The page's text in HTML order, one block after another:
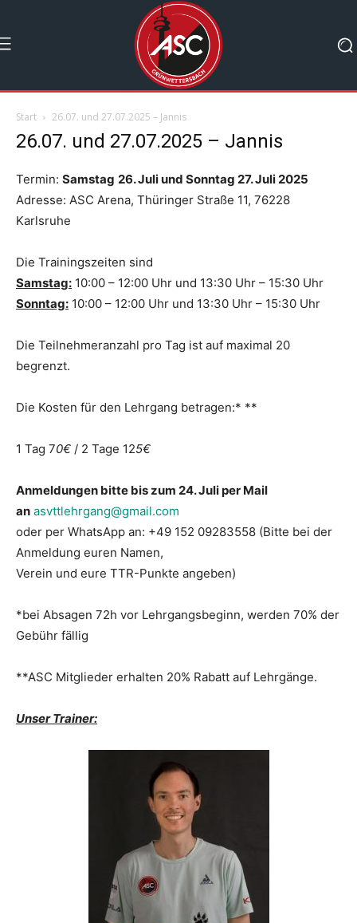
Start 26.07. und 27.07.2025 – Jannis
26.07. und 27.07.2025 – Jannis
Termin: Samstag 26. Juli und Sonntag 27.Juli 2025
Adresse: ASC Arena, Thüringer Straße 11, 76228
Karlsruhe
Die Trainingszeiten sind
Samstag: 10:00 – 12:00 Uhr und 13:30 Uhr – 15:30 Uhr
Sonntag: 10:00 – 12:00 Uhr und 13:30 Uhr – 15:30 Uhr
Die Teilnehmeranzahl pro Tag ist auf maximal 20
begrenzt.
Die Kosten für den Lehrgang betragen:* **
1 Tag 70€ / 2 Tage 125€
Anmeldungen bitte bis zum 24. Juli per Mail
an asvttlehrgang@gmail.com
oder per WhatsApp an: +49 152 09283558 (Bitte bei der
Anmeldung euren Namen,
Verein und eure TTR-Punkte angeben)
*bei Absagen 72h vor Lehrgangsbeginn, werden 70% der
Gebühr fällig
**ASC Mitglieder erhalten 20% Rabatt auf Lehrgänge.
Unser Trainer: